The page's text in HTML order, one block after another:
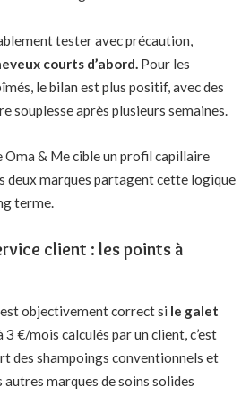
tester avec précaution,
courts d’abord. Pour les
le bilan est plus positif, avec des
souplesse après plusieurs semaines.
Oma & Mecible un profil capillaire
deux marques partagent cette logique
terme.
client : les points à
objectivement correct si le galet
3 €/mois calculés par un client, c’est
des shampoings conventionnels et
autres marques de soins solides